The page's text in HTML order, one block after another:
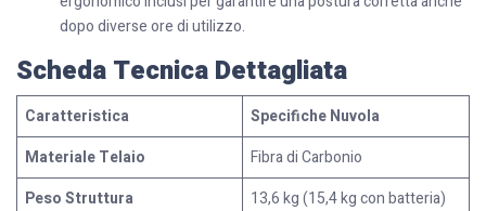
dopo diverse ore di utilizzo.
Scheda Tecnica Dettagliata
Caratteristica
Specifiche Nuvola
Materiale Telaio
Fibra di Carbonio
Peso Struttura
13,6 kg (15,4 kg con batteria)